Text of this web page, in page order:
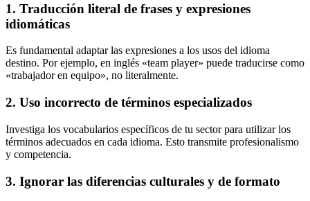
1. Traducción literal de frases y expresiones
idiomáticas
Es fundamental adaptar las expresiones a los usos del idioma
destino. Por ejemplo, en inglés «team player» puede traducirse como
«trabajador en equipo», no literalmente.
2. Uso incorrecto de términos especializados
Investiga los vocabularios específicos de tu sector para utilizar los
términos adecuados en cada idioma. Esto transmite profesionalismo
y competencia.
3. Ignorar las diferencias culturales y de formato